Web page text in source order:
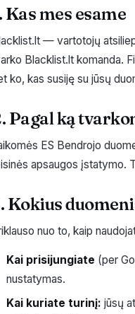
Kas mes esame
— vartotojų
Blacklist.lt komanda.
ko, kas susiję su jūsų
Pagal ką
ES Bendrojo
apsaugos įstatymo.
Kokius
nuo to, kaip
Kai prisijungiate (per
nustatymas.
Kai kuriate turinį: jūsų